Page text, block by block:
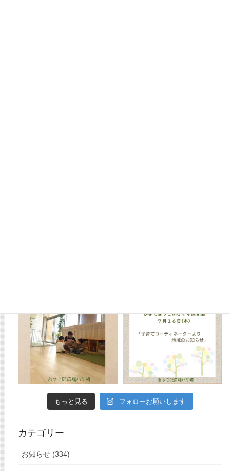
もっと見る フォローお願いします
カテゴリー
お知らせ (334)